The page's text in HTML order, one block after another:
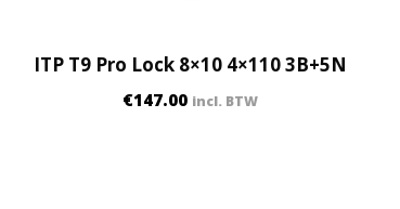
ITP T9 Pro Lock 8×10 4×110 3B+5N
€147.00 incl. BTW